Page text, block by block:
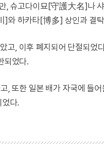
, 슈고다이묘[守護大名]나
하카타[博多] 상인과 결
, 이후 폐지되어 단절되었
되었다.
또한 일본 배가 자국에 들
다.